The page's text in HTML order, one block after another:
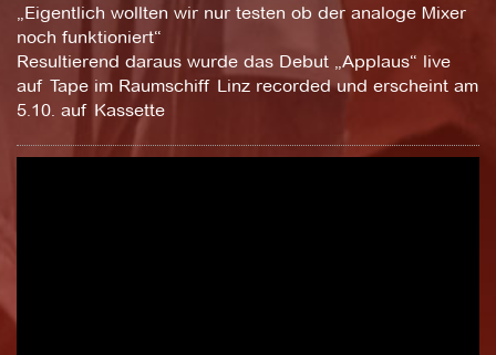
„Eigentlich wollten wir nur testen ob der analoge Mixer
noch funktioniert“
Resultierend daraus wurde das Debut „Applaus“ live
auf Tape im Raumschiff Linz recorded und erscheint am
5.10. auf Kassette